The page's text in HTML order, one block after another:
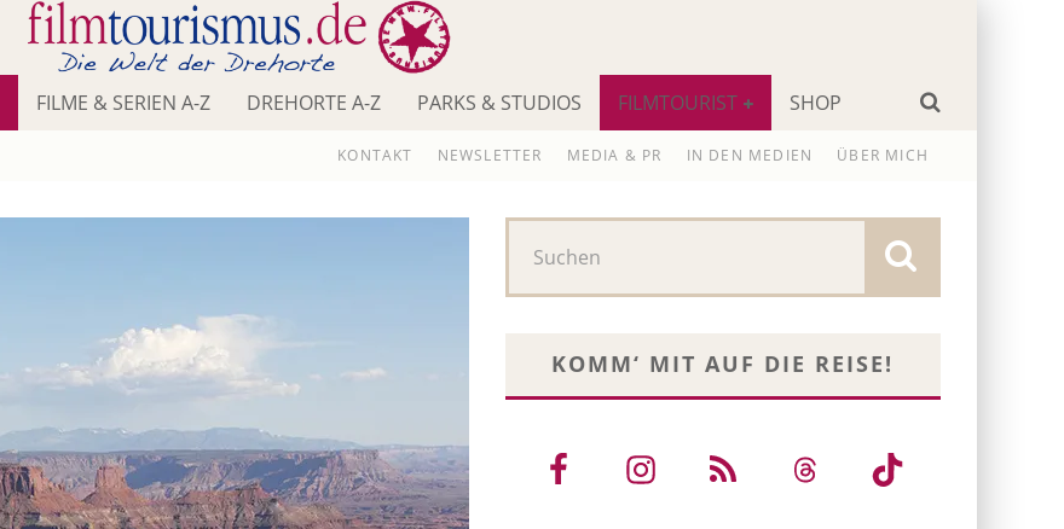
FILME & SERIEN A-Z DREHORTE A-Z PARKS & STUDIOS FILMTOURIST SHOP
KONTAKT NEWSLETTER MEDIA & PR IN DEN MEDIEN ÜBER MICH
KOMM‘ MIT AUF DIE REISE!